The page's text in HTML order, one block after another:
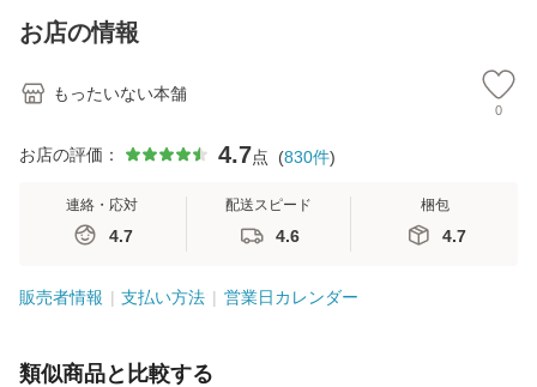
恵 藤本幸三 / 南江
堂 [単行
お店の情報
もったいない本舗
0
お店の評価： 4.7点 (830件)
連絡・応対
4.7
配送スピード
4.6
梱包
4.7
販売者情報 支払い方法 営業日カレンダー
類似商品と比較する